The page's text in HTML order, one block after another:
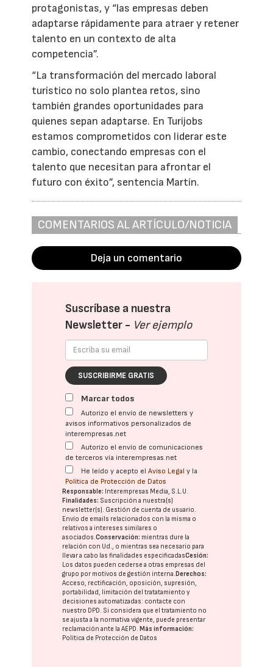
protagonistas, y “las empresas deben
adaptarse rápidamente para atraer y retener
talento en un contexto de alta
competencia”.
“La transformación del mercado laboral
turístico no solo plantea retos, sino
también grandes oportunidades para
quienes sepan adaptarse. En Turijobs
estamos comprometidos con liderar este
cambio, conectando empresas con el
talento que necesitan para afrontar el
futuro con éxito”, sentencia Martín.
COMENTARIOS AL ARTÍCULO/NOTICIA
Deja un comentario
Suscríbase a nuestra
Newsletter - Ver ejemplo
SUSCRIBIRME GRATIS
Marcar todos
Autorizo el envío de newsletters y
avisos informativos personalizados de
interempresas.net
Autorizo el envío de comunicaciones
de terceros vía interempresas.net
He leído y acepto elAviso Legal y la
Política de Protección de Datos
Responsable: Interempresas Media, S.L.U.
Finalidades: Suscripción a nuestra(s)
newsletter(s). Gestión de cuenta de usuario.
Envío de emails relacionados con la misma o
relativos a intereses similares o
asociados.Conservación: mientras dure la
relación con Ud., o mientras sea necesario para
llevar a cabo las finalidades especificadasCesión:
Los datos pueden cederse a otras empresas del
grupo por motivos de gestión interna.Derechos:
Acceso, rectificación, oposición, supresión,
portabilidad, limitación del tratatamiento y
decisiones automatizadas: contacte con
nuestro DPD. Si considera que el tratamiento no
se ajusta a la normativa vigente, puede presentar
reclamación ante laAEPD.Más información:
Política de Protección de Datos